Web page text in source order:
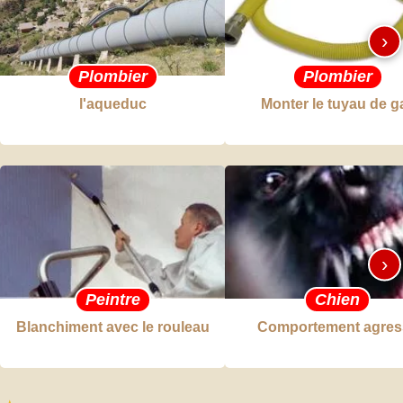
Plombier
l'aqueduc
Plombier
Monter le tuyau de
›
Peintre
Blanchiment avec le rouleau
Chien
Comportement
›